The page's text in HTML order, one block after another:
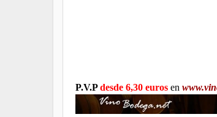
P.V.Pdesde 6,30 euros en